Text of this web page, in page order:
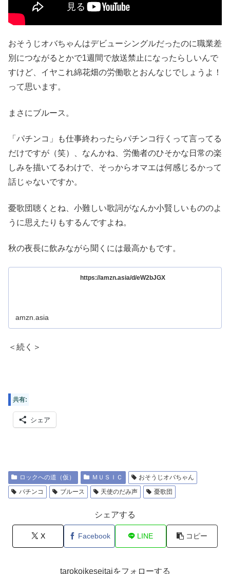
おそうじオバちゃんはデビューシングルだったのに職業差
別につながるとかで1週間で放送禁止になったらしいんで
すけど、イヤこれ綿花畑の労働歌とおんなじでしょうよ！
って思います。
まさにブルース。
「パチンコ」も仕事終わったらパチンコ行くって言ってる
だけですが（笑）、なんかね、労働者のひそかな日常の楽
しみを描いてるわけで、そっからオマエは何感じるかって
話じゃないですか。
憂歌団聴くとね、小難しい歌詞がなんか小賢しいもののよ
うに思えたりもするんですよね。
秋の夜長に飲みながら聞くには最高かもです。
https://amzn.asia/d/eW2bJGX
amzn.asia
＜続く＞
共有:
シェア
ロックへの道（仮） ＭＵＳＩＣ
おそうじオバちゃん
パチンコ
ブルース 天使のだみ声 憂歌団
シェアする
X Facebook LINE コピー
tarokoikeseitaiをフォローする